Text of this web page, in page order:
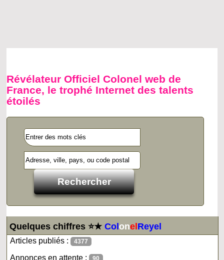
Révélateur Officiel Colonel web de
France, le trophé Internet des talents
étoilés
Quelques chiffres ⭐★ColonelReyel
Articles publiés : 4377
Annonces en attente : 90